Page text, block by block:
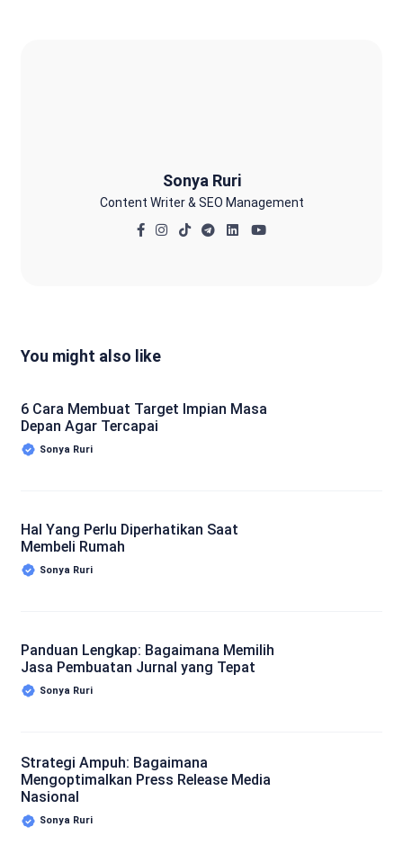
Sonya Ruri
Content Writer & SEO Management
You might also like
6 Cara Membuat Target Impian Masa
Depan Agar Tercapai
Sonya Ruri
Hal Yang Perlu Diperhatikan Saat
Membeli Rumah
Sonya Ruri
Panduan Lengkap: Bagaimana Memilih
Jasa Pembuatan Jurnal yang Tepat
Sonya Ruri
Strategi Ampuh: Bagaimana
Mengoptimalkan Press Release Media
Nasional
Sonya Ruri